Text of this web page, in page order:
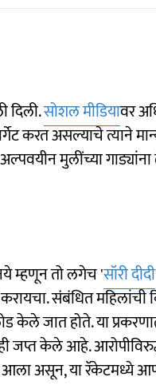
दिली.सोशल मीडियावर
करत असल्याचे त्याने
मुलींच्या
म्हणून तो लगेच 'सॉरी दीदी
करायचा. संबंधित
केले जात होते. या
केले आहे.
असून, या रॅकेटमध्ये